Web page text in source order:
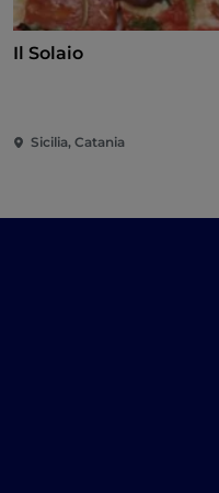
Il Solaio
Sicilia, Catania